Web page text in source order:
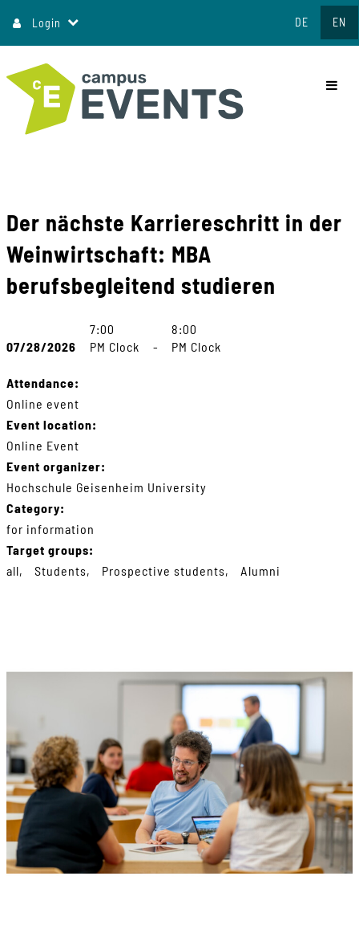
content
Login DE EN
Der nächste Karriereschritt in der
Weinwirtschaft: MBA
berufsbegleitend studieren
07/28/2026
7:00
PM Clock
-
8:00
PM Clock
Attendance:
Online event
Event location:
Online Event
Event organizer:
Hochschule Geisenheim University
Category:
for information
Target groups:
all
Students Prospective students Alumni